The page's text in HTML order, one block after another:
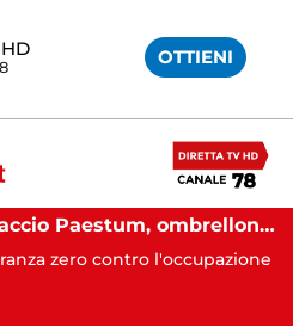
OTTIENI
Capaccio Paestum, ombrellone selvaggio: blitz della Municipale, sgomberate tutte le spiagge libere
zero contro l'occupazione